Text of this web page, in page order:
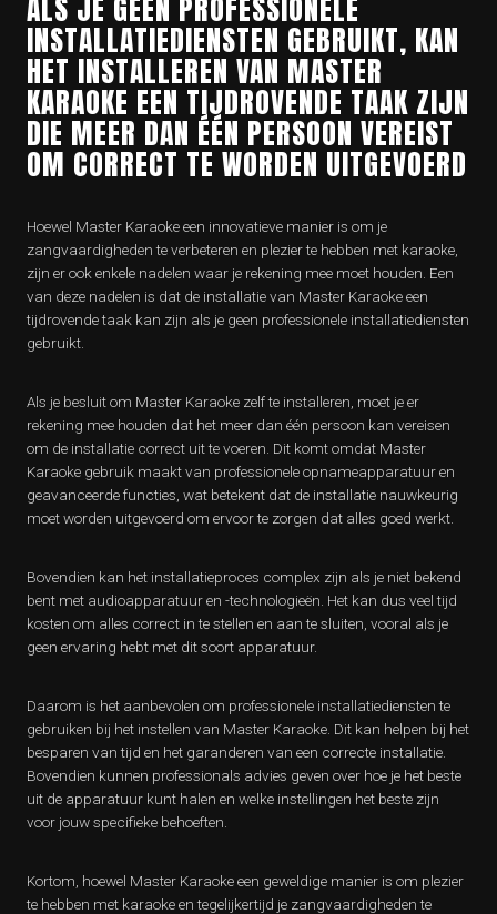
ALS JE GEEN PROFESSIONELE
INSTALLATIEDIENSTEN GEBRUIKT, KAN
HET INSTALLEREN VAN MASTER
KARAOKE EEN TIJDROVENDE TAAK ZIJN
DIE MEER DAN ÉÉN PERSOON VEREIST
OM CORRECT TE WORDEN UITGEVOERD
Hoewel Master Karaoke een innovatieve manier is om je
zangvaardigheden te verbeteren en plezier te hebben met karaoke,
zijn er ook enkele nadelen waar je rekening mee moet houden. Een
van deze nadelen is dat de installatie van Master Karaoke een
tijdrovende taak kan zijn als je geen professionele installatiediensten
gebruikt.
Als je besluit om Master Karaoke zelf te installeren, moet je er
rekening mee houden dat het meer dan één persoon kan vereisen
om de installatie correct uit te voeren. Dit komt omdat Master
Karaoke gebruik maakt van professionele opnameapparatuur en
geavanceerde functies, wat betekent dat de installatie nauwkeurig
moet worden uitgevoerd om ervoor te zorgen dat alles goed werkt.
Bovendien kan het installatieproces complex zijn als je niet bekend
bent met audioapparatuur en -technologieën. Het kan dus veel tijd
kosten om alles correct in te stellen en aan te sluiten, vooral als je
geen ervaring hebt met dit soort apparatuur.
Daarom is het aanbevolen om professionele installatiediensten te
gebruiken bij het instellen van Master Karaoke. Dit kan helpen bij het
besparen van tijd en het garanderen van een correcte installatie.
Bovendien kunnen professionals advies geven over hoe je het beste
uit de apparatuur kunt halen en welke instellingen het beste zijn
voor jouw specifieke behoeften.
Kortom, hoewel Master Karaoke een geweldige manier is om plezier
te hebben met karaoke en tegelijkertijd je zangvaardigheden te